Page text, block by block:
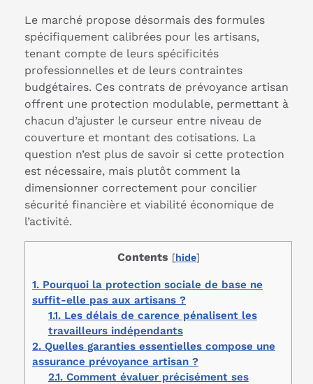
Le marché propose désormais des formules
spécifiquement calibrées pour les artisans,
tenant compte de leurs spécificités
professionnelles et de leurs contraintes
budgétaires. Ces contrats de prévoyance artisan
offrent une protection modulable, permettant à
chacun d’ajuster le curseur entre niveau de
couverture et montant des cotisations. La
question n’est plus de savoir si cette protection
est nécessaire, mais plutôt comment la
dimensionner correctement pour concilier
sécurité financière et viabilité économique de
l’activité.
Contents [hide]
1. Pourquoi la protection sociale de base ne
suffit-elle pas aux artisans ?
1.1.Les délais de carence pénalisent les
travailleurs indépendants
2. Quelles garanties essentielles compose une
assurance prévoyance artisan ?
2.1.Comment évaluer précisément ses